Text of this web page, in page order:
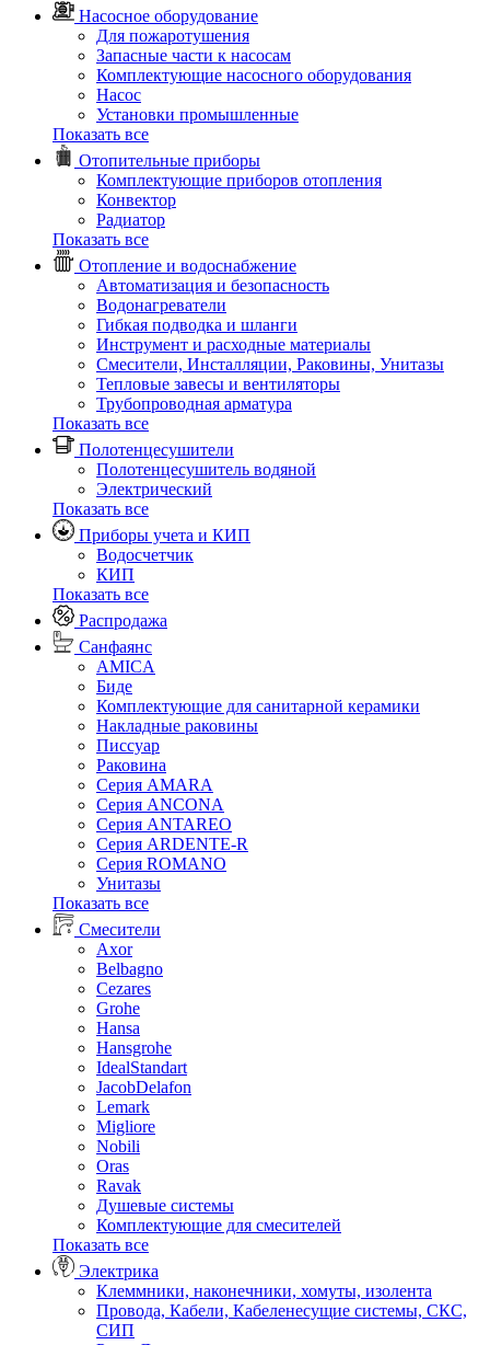
Насосное оборудование
Для пожаротушения
Запасные части к насосам
Комплектующие насосного оборудования
Насос
Установки промышленные
Показать все
Отопительные приборы
Комплектующие приборов отопления
Конвектор
Радиатор
Показать все
Отопление и водоснабжение
Автоматизация и безопасность
Водонагреватели
Гибкая подводка и шланги
Инструмент и расходные материалы
Смесители, Инсталляции, Раковины, Унитазы
Тепловые завесы и вентиляторы
Трубопроводная арматура
Показать все
Полотенцесушители
Полотенцесушитель водяной
Электрический
Показать все
Приборы учета и КИП
Водосчетчик
КИП
Показать все
Распродажа
Санфаянс
AMICA
Биде
Комплектующие для санитарной керамики
Накладные раковины
Писсуар
Раковина
Серия AMARA
Серия ANCONA
Серия ANTAREO
Серия ARDENTE-R
Серия ROMANO
Унитазы
Показать все
Смесители
Axor
Belbagno
Cezares
Grohe
Hansa
Hansgrohe
IdealStandart
JacobDelafon
Lemark
Migliore
Nobili
Oras
Ravak
Душевые системы
Комплектующие для смесителей
Показать все
Электрика
Клеммники, наконечники, хомуты, изолента
Провода, Кабели, Кабеленесущие системы, СКС,
СИП